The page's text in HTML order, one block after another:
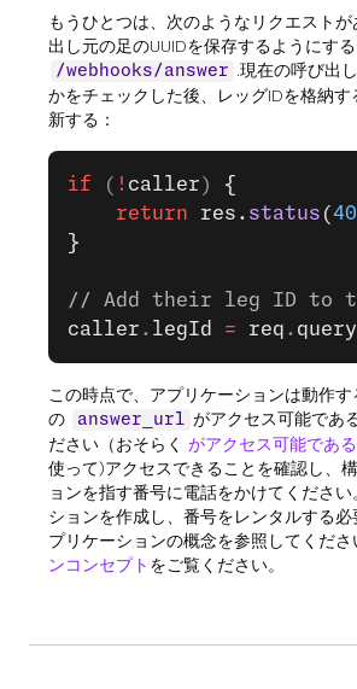
もうひとつは、次のようなリクエスト
出し元の足のUUIDを保存するようにする
/webhooks/answer .現在の呼び出
かをチェックした後、レッグIDを格納す
新する：
if ( ! caller ) {
    return
res. status (
}
// Add their leg ID to
caller . legId = req . query
この時点で、アプリケーションは動作
の
answer_url がアクセス可能であ
ださい（おそらく がアクセス可能であ
使って)アクセスできることを確認し、
ョンを指す番号に電話をかけてくださ
ションを作成し、番号をレンタルする
プリケーションの概念を参照してくださ
ンコンセプト をご覧ください。